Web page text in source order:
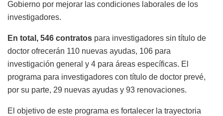
Gobierno por mejorar las condiciones laborales de los
investigadores.
En total, 546 contratos para investigadores sin título de
doctor ofrecerán 110 nuevas ayudas, 106 para
investigación general y 4 para áreas específicas. El
programa para investigadores con título de doctor prevé,
por su parte, 29 nuevas ayudas y 93 renovaciones.
El objetivo de este programa es fortalecer la trayectoria